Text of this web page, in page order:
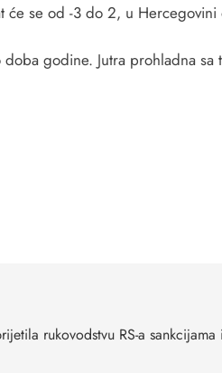
će se od -3 do 2, u
godine. Jutra prohladna sa
rukovodstvu RS-a